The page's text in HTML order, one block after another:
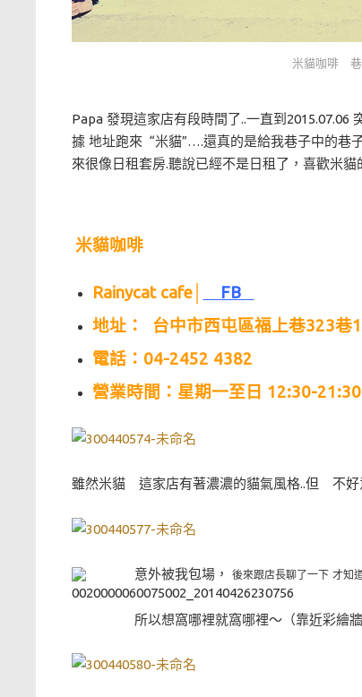
米貓咖啡 巷
Papa 發現這家店有段時間了..一直到
據 地址跑來 “米貓”….還真的是給我巷子中的巷
來很像日租套房.聽說已經不是日租了，喜歡米貓
米貓咖啡
Rainycat cafe│
FB
地址： 台中市西屯區福上巷323巷
電話：04-2452 4382
營業時間： 星期一至日 12:30-
雖然米貓 這家店有著濃濃的貓氣風格..但 不
意外被我包場， 後來跟店長聊了一下 才知
所以想窩哪裡就窩哪裡～（靠近彩繪